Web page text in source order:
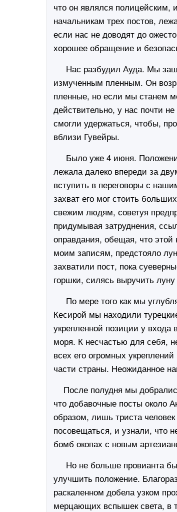
что он являлся полицейским,
начальникам трех постов,
если нас не доводят до
хорошее обращение и
Нас разбудил Ауда. Мы
измученным пленным. Он
пленные, но если мы станем
действительно, у нас почти
смогли удержаться, чтобы,
вблизи Гувейры.
Было уже 4 июня.
лежала далеко впереди за
вступить в переговоры с
захват его мог стоить
свежим людям, советуя
придумывая затруднения,
оправдания, обещая, что
моим записям, предстояло
захватили пост, пока
горшки, силясь выручить
По мере того как мы
Кесирой мы находили
укрепленной позиции у
моря. К несчастью для себя,
всех его огромных
части страны. Неожиданное
После полудня мы
что добавочные посты около
образом, лишь триста
посовещаться, и узнали, что
бомб окопах с новым
Но не больше провианта
улучшить положение.
раскаленном добела узком
мерцающих вспышек света, в